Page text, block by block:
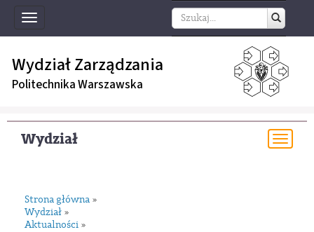
Toggle
navigation
Wydział Zarządzania
Politechnika Warszawska
Wydział
Strona główna »
Wydział »
Aktualności »